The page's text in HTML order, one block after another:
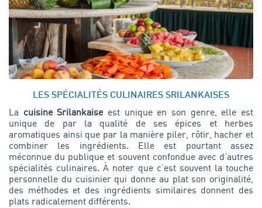
LES SPÉCIALITÉS CULINAIRES SRILANKAISES
La cuisine Srilankaiseest unique en son genre, elle est
unique de par la qualité de ses épices et herbes
aromatiques ainsi que par la manière piler, rôtir, hacher et
combiner les ingrédients. Elle est pourtant assez
méconnue du publique et souvent confondue avec d’autres
spécialités culinaires. À noter que c’est souvent la touche
personnelle du cuisinier qui donne au plat son originalité,
des méthodes et des ingrédients similaires donnent des
plats radicalement différents.